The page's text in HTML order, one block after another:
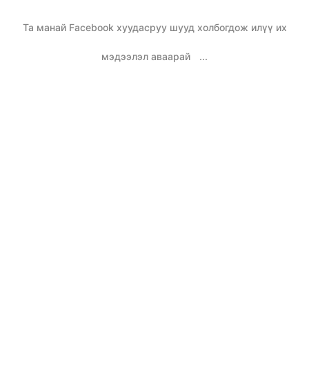
Та манай Facebook хуудасруу шууд холбогдож илүү их
мэдээлэл аваарай ...